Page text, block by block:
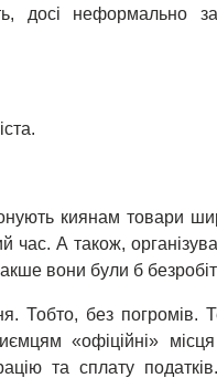
досі неформально
киянам товари
час. А також,
вони були б
Тобто, без погромів.
«офіційні»
та сплату